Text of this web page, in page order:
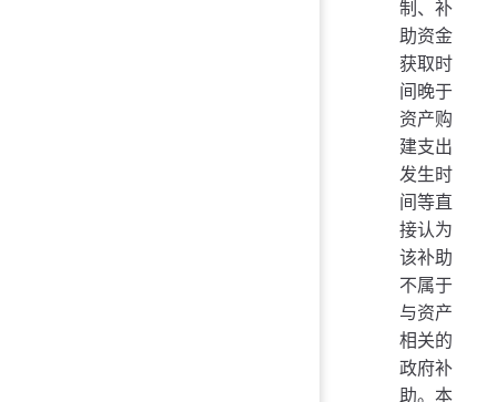
制、补
助资金
获取时
间晚于
资产购
建支出
发生时
间等直
接认为
该补助
不属于
与资产
相关的
政府补
助。本